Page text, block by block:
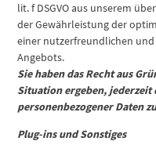
lit. f DSGVO aus unserem
der Gewährleistung der
einer nutzerfreundlichen
Angebots.
Sie haben das Recht aus
Situation ergeben,
personenbezogener Daten
Plug-ins und Sonstiges